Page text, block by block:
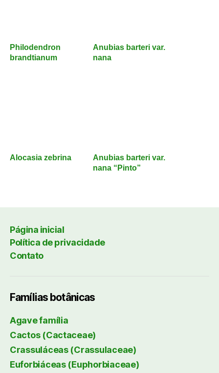
Philodendron
brandtianum
Anubias barteri var.
nana
Alocasia zebrina
Anubias barteri var.
nana “Pinto”
Página inicial
Política de privacidade
Contato
Famílias botânicas
Agave família
Cactos (Cactaceae)
Crassuláceas (Crassulaceae)
Euforbiáceas (Euphorbiaceae)